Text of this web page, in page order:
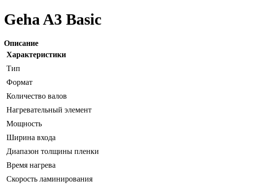
Geha A3 Basic
Описание
Характеристики
Тип
Формат
Количество валов
Нагревательный элемент
Мощность
Ширина входа
Диапазон толщины пленки
Время нагрева
Скорость ламинирования